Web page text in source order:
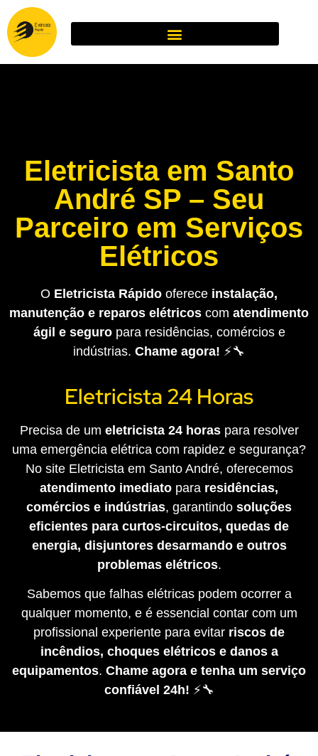
Eletricista em Santo
André SP – Seu
Parceiro em Serviços
Elétricos
O Eletricista Rápido oferece instalação,
manutenção e reparos elétricos com atendimento
ágil e seguropara residências, comércios e
indústrias. Chame agora! ⚡🔧
Eletricista 24 Horas
Precisa de um eletricista 24 horaspara resolver
uma emergência elétrica com rapidez e segurança?
No site Eletricista em Santo André, oferecemos
atendimento imediato para residências,
comércios e indústrias, garantindo soluções
eficientes para curtos-circuitos, quedas de
energia, disjuntores desarmando e outros
problemas elétricos.
Sabemos que falhas elétricas podem ocorrer a
qualquer momento, e é essencial contar com um
profissional experiente para evitar riscos de
incêndios, choques elétricos e danos a
equipamentos. Chame agora e tenha um serviço
confiável 24h! ⚡🔧